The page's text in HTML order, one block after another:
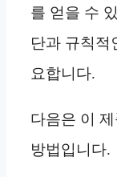
를 얻을 수
단과 규칙적
요합니다.
다음은 이
방법입니다.